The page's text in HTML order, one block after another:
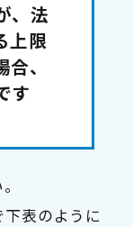
、法
上限
、
す
表のように